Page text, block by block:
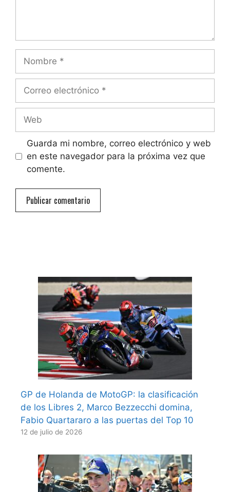
electrónico
Guarda mi nombre, correo electrónico y web
en este navegador para la próxima vez que
comente.
GP de Holanda de MotoGP: la clasificación
de los Libres 2, Marco Bezzecchi domina,
Fabio Quartararo a las puertas del Top 10
12 de julio de 2026